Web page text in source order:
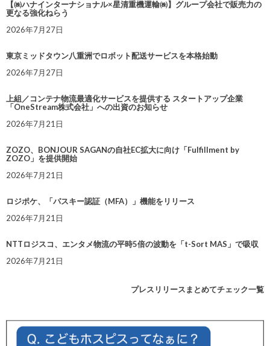
【㈱ハナインターナショナル×星清重機運輸㈱】グループ会社で販売力の
更なる強化ねらう
2026年7月27日
東京ミッドタウン八重洲でロボット配送サービスを本格始動
2026年7月27日
上組／コンテナ物流最適化サービスを提供する スタートアップ企業
「OneStream株式会社」への出資のお知らせ
2026年7月21日
ZOZO、BONJOUR SAGANの自社EC拡大に向け「Fulfillment by
ZOZO」を提供開始
2026年7月21日
ロジポケ、「パスキー認証（MFA）」機能をリリース
2026年7月21日
NTTロジスコ、エンタメ物流の平時5倍の波動を「t-Sort MAS」で吸収
2026年7月21日
プレスリリースまとめてチェック一覧